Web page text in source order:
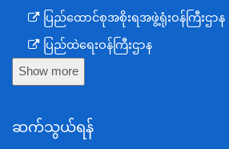
ပြည်ထောင်စုအစိုးရအဖွဲ့ရုံးဝန်ကြီးဌာန
ပြည်ထဲရေးဝန်ကြီးဌာန
ကာကွယ်ရေးဝန်ကြီးဌာန
စီမံကိန်း၊ဘဏ္ဍာရေးနှင့်စက်မှုဝန်ကြီးဌာန
Show more
ဆက်သွယ်ရန်